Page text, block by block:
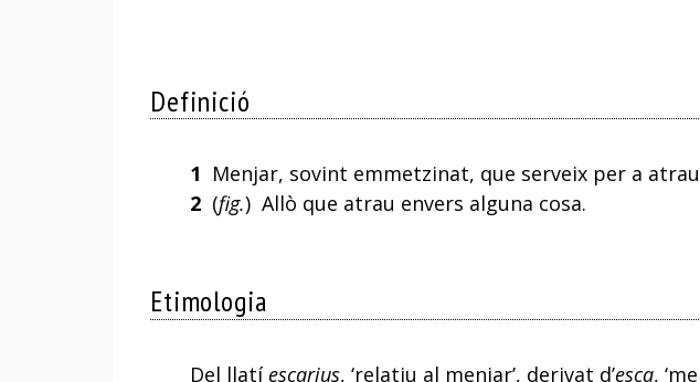
Definició
1 Menjar, sovint emmetzinat, que serveix per a
2(fig.) Allò que atrau envers alguna cosa.
Etimologia
Del llatí escarius, ‘relatiu al menjar’, derivat d’esca,